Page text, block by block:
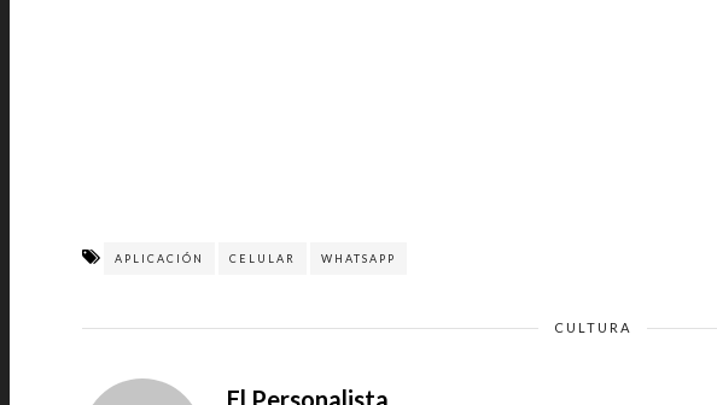
APLICACIÓN CELULAR WHATSAPP
CULTURA
El Personalista